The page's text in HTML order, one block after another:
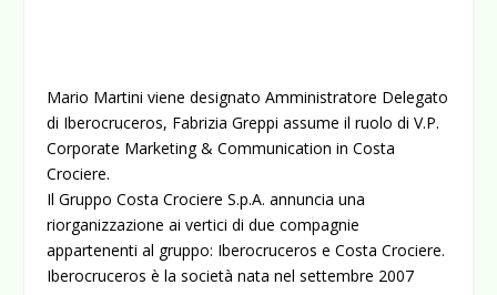
Mario Martini viene designato Amministratore Delegato
di Iberocruceros, Fabrizia Greppi assume il ruolo di V.P.
Corporate Marketing & Communication in Costa
Crociere.
Il Gruppo Costa Crociere S.p.A. annuncia una
riorganizzazione ai vertici di due compagnie
appartenenti al gruppo: Iberocruceros e Costa Crociere.
Iberocruceros è la società nata nel settembre 2007